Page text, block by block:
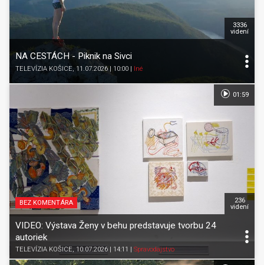
NA CESTÁCH - Piknik na Sivci
TELEVÍZIA KOŠICE , 11.07.2026 | 10:00 | Iné
3336
videní
BEZ KOMENTÁRA
VIDEO: Výstava Ženy v behu predstavuje tvorbu 24
autoriek
TELEVÍZIA KOŠICE, 10.07.2026 | 14:11 Spravodajstvo
236
videní
01:59